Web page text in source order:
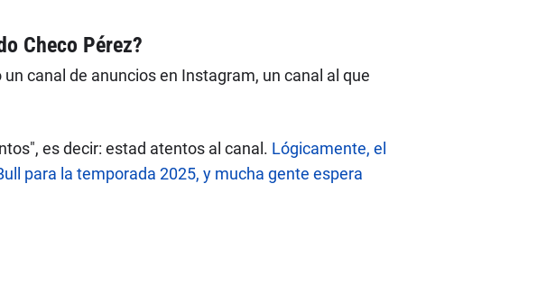
Checo Pérez?
canal de anuncios en Instagram, un canal al que
es decir: estad atentos al canal. Lógicamente, el
para la temporada 2025, y mucha gente espera